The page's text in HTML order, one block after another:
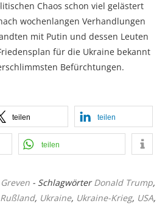
Chaos schon viel gelästert
wochenlangen Verhandlungen
mit Putin und dessen Leuten
für die Ukraine bekannt
Befürchtungen.
teilen teilen
teilen
- SchlagwörterDonald Trump,
Rußland, Ukraine, Ukraine-Krieg, USA,